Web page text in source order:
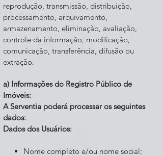
reprodução, transmissão, distribuição,
processamento, arquivamento,
armazenamento, eliminação, avaliação,
controle da informação, modificação,
comunicação, transferência, difusão ou
extração.
a) Informações do Registro Público de
Imóveis:
A Serventia poderá processar os seguintes
dados:
Dados dos Usuários:
Nome completo e/ou nome social;